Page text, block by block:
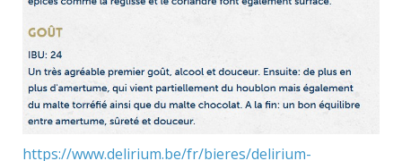
https://www.delirium.be/fr/bieres/delirium-